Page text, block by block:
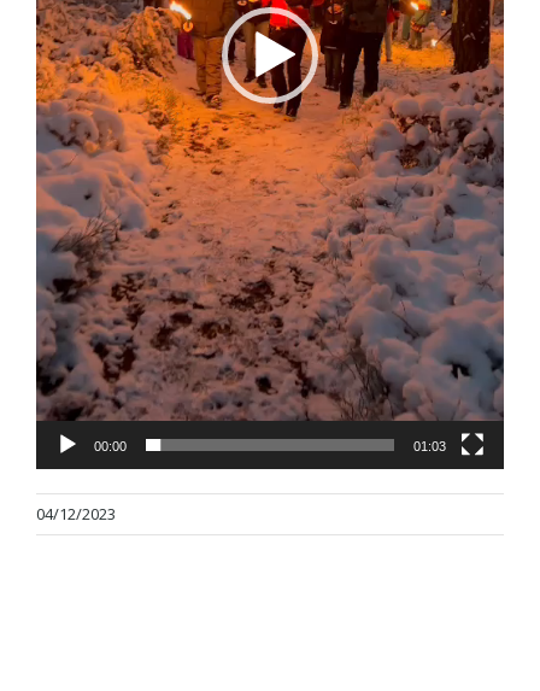
00:00 01:03
04/12/2023